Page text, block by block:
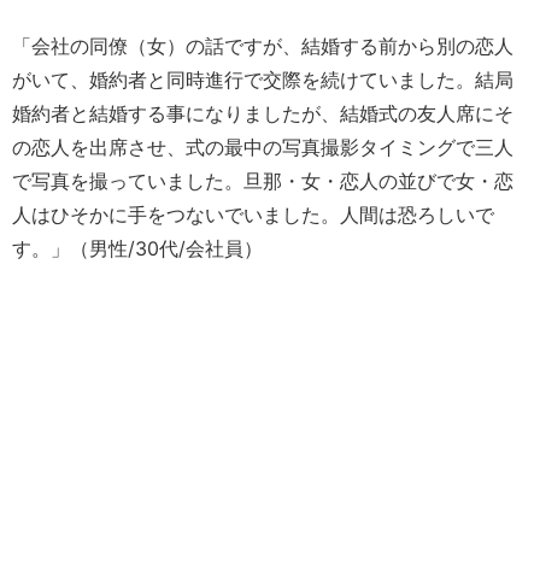
「会社の同僚（女）の話ですが、結婚する前から別の恋人
がいて、婚約者と同時進行で交際を続けていました。結局
婚約者と結婚する事になりましたが、結婚式の友人席にそ
の恋人を出席させ、式の最中の写真撮影タイミングで三人
で写真を撮っていました。旦那・女・恋人の並びで女・恋
人はひそかに手をつないでいました。人間は恐ろしいで
す。」（男性/30代/会社員）